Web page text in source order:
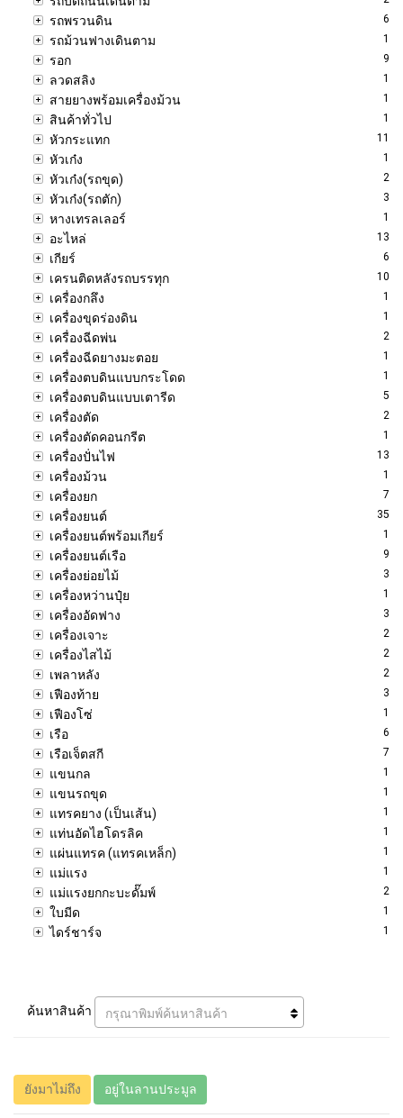
รถพรวนดิน 6
รถม้วนฟางเดินตาม 1
รอก 9
ลวดสลิง 1
สายยางพร้อมเครื่องม้วน 1
สินค้าทั่วไป 1
หัวกระแทก 11
หัวเก๋ง 1
หัวเก๋ง(รถขุด) 2
หัวเก๋ง(รถตัก) 3
หางเทรลเลอร์ 1
อะไหล่ 13
เกียร์ 6
เครนติดหลังรถบรรทุก 10
เครื่องกลึง 1
เครื่องขุดร่องดิน 1
เครื่องฉีดพ่น 2
เครื่องฉีดยางมะตอย 1
เครื่องตบดินแบบกระโดด 1
เครื่องตบดินแบบเตารีด 5
เครื่องตัด 2
เครื่องตัดคอนกรีต 1
เครื่องปั่นไฟ 13
เครื่องม้วน 1
เครื่องยก 7
เครื่องยนต์ 35
เครื่องยนต์พร้อมเกียร์ 1
เครื่องยนต์เรือ 9
เครื่องย่อยไม้ 3
เครื่องหว่านปุ๋ย 1
เครื่องอัดฟาง 3
เครื่องเจาะ 2
เครื่องไสไม้ 2
เพลาหลัง 2
เฟืองท้าย 3
เฟืองโซ่ 1
เรือ 6
เรือเจ็ตสกี 7
แขนกล 1
แขนรถขุด 1
แทรคยาง (เป็นเส้น) 1
แท่นอัดไฮโดรลิค 1
แผ่นแทรค (แทรคเหล็ก) 1
แม่แรง 1
แม่แรงยกกะบะดั๊มพ์ 2
ใบมีด 1
ไดร์ชาร์จ 1
ค้นหาสินค้า กรุณาพิมพ์ค้นหาสินค้า
ยังมาไม่ถึง อยู่ในลานประมูล